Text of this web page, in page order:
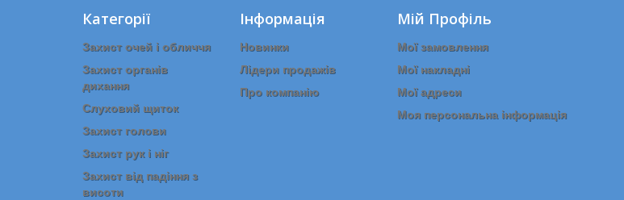
Категорії
Захист очей і обличчя
Захист органів
дихання
Слуховий щиток
Захист голови
Захист рук і ніг
Захист від падіння з
висоти
Інформація
Новинки
Лідери продажів
Про компанію
Мій Профіль
Мої замовлення
Мої накладні
Мої адреси
Моя персональна інформація